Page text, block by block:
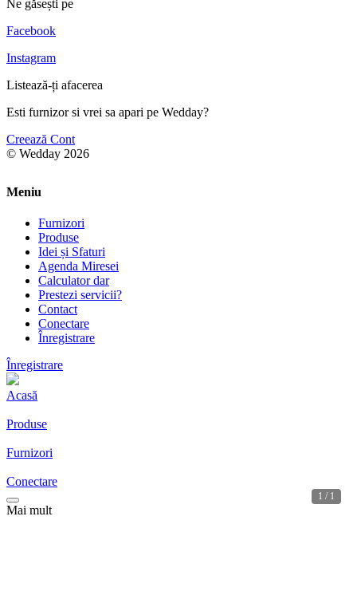
1 / 1
Ne găsești pe
Facebook
Instagram
Listează-ți afacerea
Esti furnizor si vrei sa apari pe Wedday?
Creează Cont
© Wedday 2026
Meniu
Furnizori
Produse
Idei și Sfaturi
Agenda Miresei
Calculator dar
Prestezi servicii?
Contact
Conectare
Înregistrare
Înregistrare
Acasă
Produse
Furnizori
Conectare
Mai mult